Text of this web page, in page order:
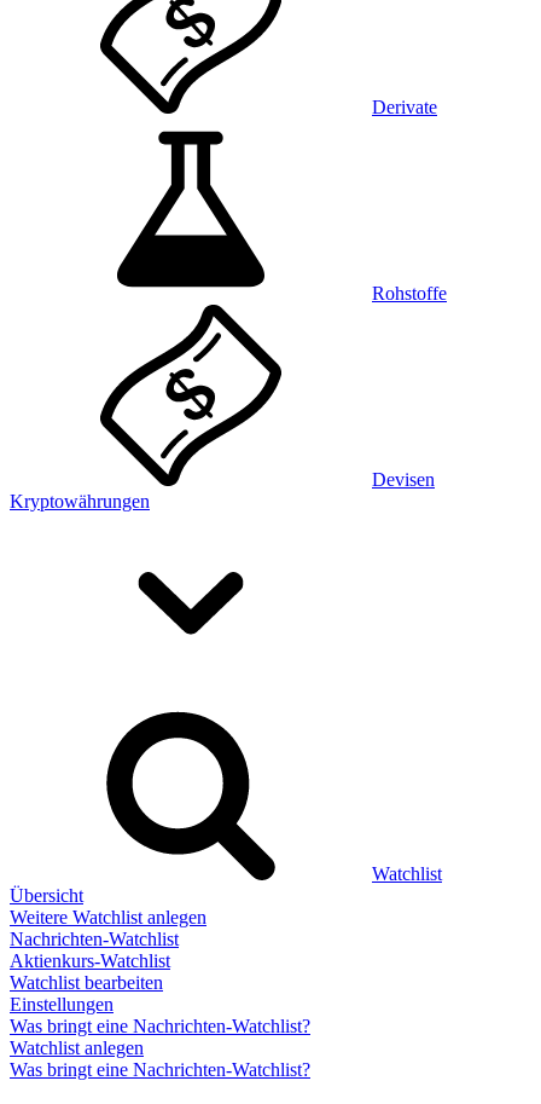
Derivate
Rohstoffe
Devisen
Kryptowährungen
Watchlist
Übersicht
Weitere Watchlist anlegen
Nachrichten-Watchlist
Aktienkurs-Watchlist
Watchlist bearbeiten
Einstellungen
Was bringt eine Nachrichten-Watchlist?
Watchlist anlegen
Was bringt eine Nachrichten-Watchlist?